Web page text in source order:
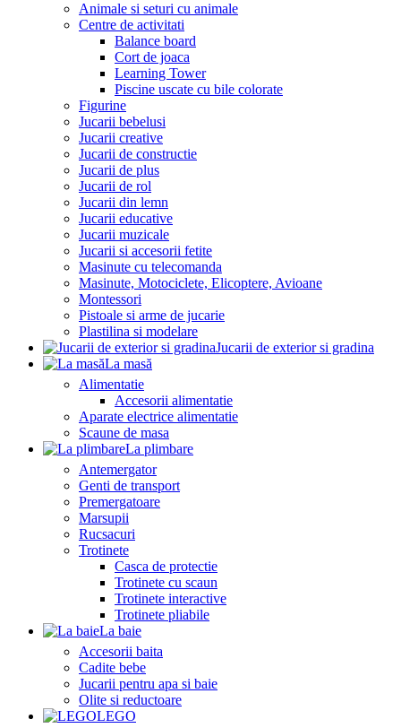
Animale si seturi cu animale
Centre de activitati
Balance board
Cort de joaca
Learning Tower
Piscine uscate cu bile colorate
Figurine
Jucarii bebelusi
Jucarii creative
Jucarii de constructie
Jucarii de plus
Jucarii de rol
Jucarii din lemn
Jucarii educative
Jucarii muzicale
Jucarii si accesorii fetite
Masinute cu telecomanda
Masinute, Motociclete, Elicoptere, Avioane
Montessori
Pistoale si arme de jucarie
Plastilina si modelare
Jucarii de exterior si gradina
La masă
Alimentatie
Accesorii alimentatie
Aparate electrice alimentatie
Scaune de masa
La plimbare
Antemergator
Genti de transport
Premergatoare
Marsupii
Rucsacuri
Trotinete
Casca de protectie
Trotinete cu scaun
Trotinete interactive
Trotinete pliabile
La baie
Accesorii baita
Cadite bebe
Jucarii pentru apa si baie
Olite si reductoare
LEGO